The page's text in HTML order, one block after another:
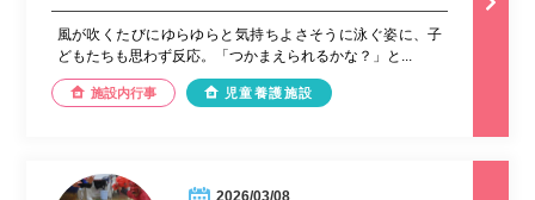
風が吹くたびにゆらゆらと気持ちよさそうに泳ぐ姿に、子
どもたちも思わず反応。「つかまえられるかな？」と...
施設内行事 児童養護施設
2026/03/08